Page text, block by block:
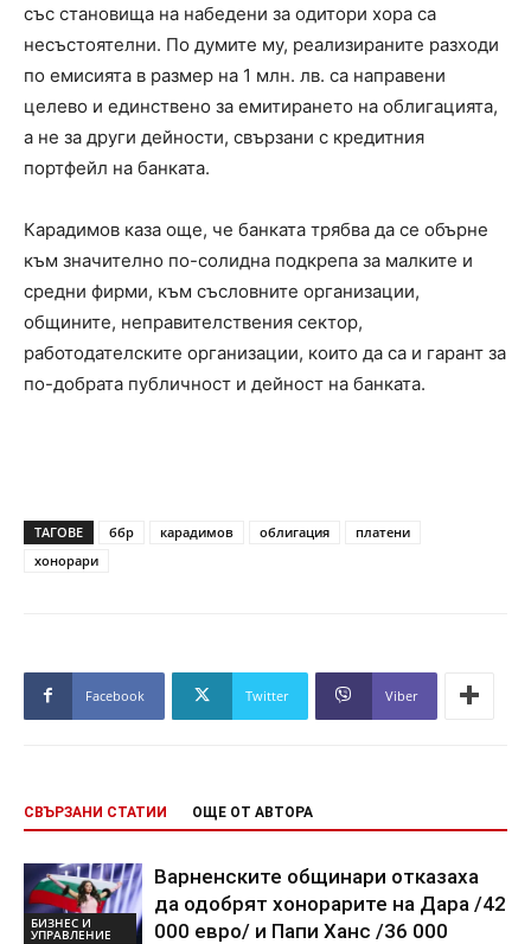
със становища на набедени за одитори хора са
несъстоятелни. По думите му, реализираните разходи
по емисията в размер на 1 млн. лв. са направени
целево и единствено за емитирането на облигацията,
а не за други дейности, свързани с кредитния
портфейл на банката.
Карадимов каза още, че банката трябва да се обърне
към значително по-солидна подкрепа за малките и
средни фирми, към съсловните организации,
общините, неправителствения сектор,
работодателските организации, които да са и гарант за
по-добрата публичност и дейност на банката.
ТАГОВЕ ббр карадимов облигация
платени
хонорари
Facebook Twitter Viber
СВЪРЗАНИ СТАТИИ ОЩЕ ОТ АВТОРА
БИЗНЕС И
УПРАВЛЕНИЕ
Варненските общинари отказаха
да одобрят хонорарите на Дара /42
000 евро/ и Папи Ханс /36 000